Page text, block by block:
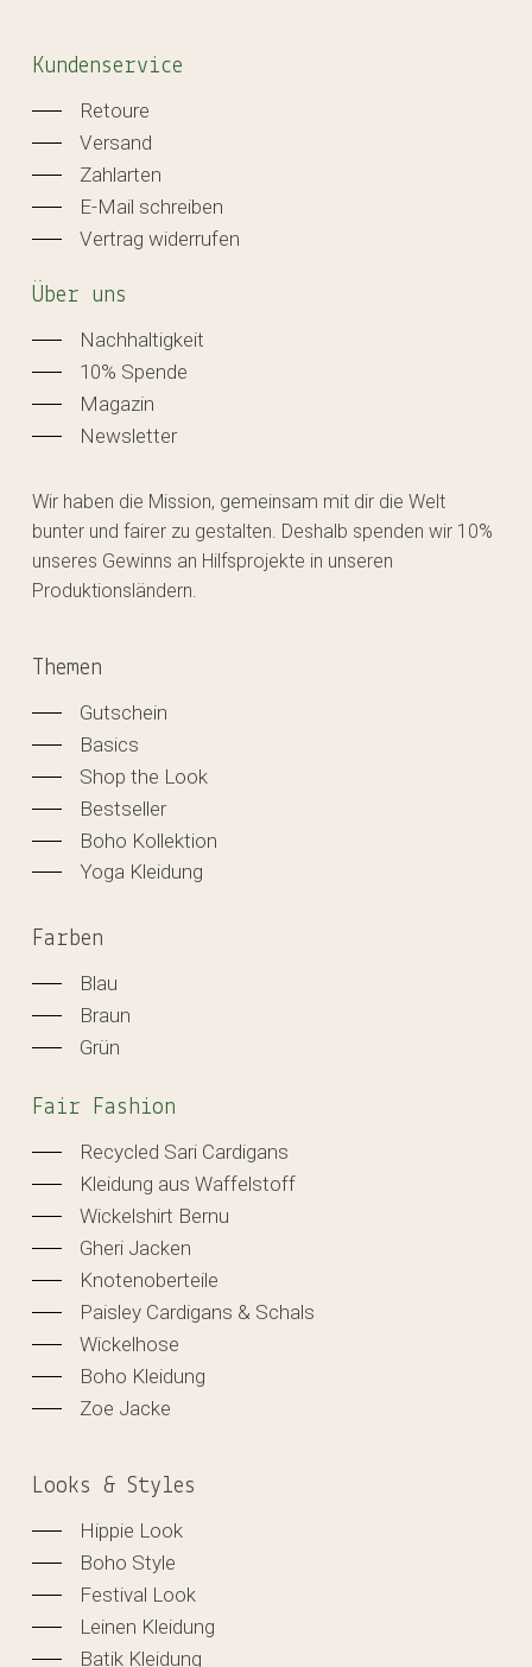
Kundenservice
Retoure
Versand
Zahlarten
E-Mail schreiben
Vertrag widerrufen
Über uns
Nachhaltigkeit
10% Spende
Magazin
Newsletter
Wir haben die Mission, gemeinsam mit dir die Welt
bunter und fairer zu gestalten. Deshalb spenden wir 10%
unseres Gewinns an Hilfsprojekte in unseren
Produktionsländern.
Themen
Gutschein
Basics
Shop the Look
Bestseller
Boho Kollektion
Yoga Kleidung
Farben
Blau
Braun
Grün
Fair Fashion
Recycled Sari Cardigans
Kleidung aus Waffelstoff
Wickelshirt Bernu
Gheri Jacken
Knotenoberteile
Paisley Cardigans & Schals
Wickelhose
Boho Kleidung
Zoe Jacke
Looks & Styles
Hippie Look
Boho Style
Festival Look
Leinen Kleidung
Batik Kleidung